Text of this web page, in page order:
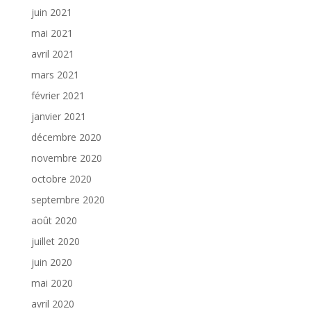
juin 2021
mai 2021
avril 2021
mars 2021
février 2021
janvier 2021
décembre 2020
novembre 2020
octobre 2020
septembre 2020
août 2020
juillet 2020
juin 2020
mai 2020
avril 2020